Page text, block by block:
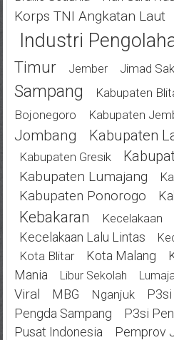
Korps TNI Angkatan Laut
Industri
Timur
Jember Jimad
Sampang
Kabupaten
Bojonegoro
Kabupaten
Jombang
Kabupaten
Kabupaten Gresik
Kabupaten Lumajang
Kabupaten Ponorogo
Kebakaran Kecelakaan
Kecelakaan Lalu Lintas
Kota Blitar Kota Malang
Mania
Libur Sekolah
Viral
MBG Nganjuk
Pengda Sampang
P3si
Pusat Indonesia
Pemprov